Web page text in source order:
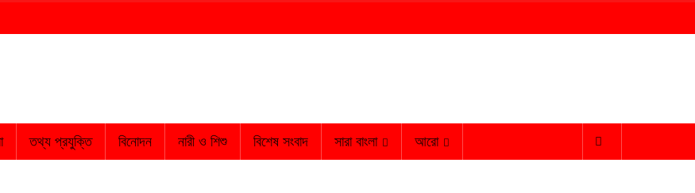
তথ্য প্রযুক্তি বিনোদন নারী ও শিশু বিশেষ সংবাদ সারা বাংলা আরো